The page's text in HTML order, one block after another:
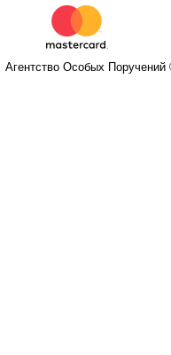
Агентство Особых Поручений